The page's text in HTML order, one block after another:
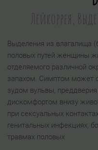
Лейкоррея,
Выделения из влагалища
половых путей женщины
отделяемого различной
запахом. Симптом может
зудом вульвы,
дискомфортом внизу
при сексуальных
генитальных инфекциях,
травмах половых